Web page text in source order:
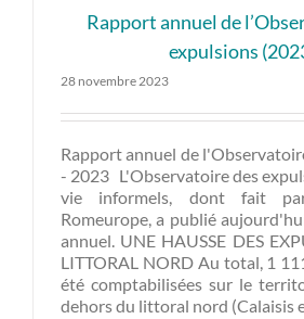
Rapport annuel de
expulsions
28 novembre 2023
Rapport annuel de
- 2023 L'Observatoire des
vie informels, dont fait
Romeurope, a publié
annuel. UNE HAUSSE DES
LITTORAL NORD Au total, 1
été comptabilisées sur le
dehors du littoral nord (Calaisis